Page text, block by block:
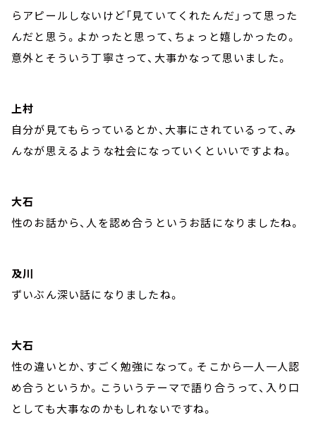
らアピールしないけど「見ていてくれたんだ」って思った
んだと思う。よかったと思って、ちょっと嬉しかったの。
意外とそういう丁寧さって、大事かなって思いました。
上村
自分が見てもらっているとか、大事にされているって、み
んなが思えるような社会になっていくといいですよね。
大石
性のお話から、人を認め合うというお話になりましたね。
及川
ずいぶん深い話になりましたね。
大石
性の違いとか、すごく勉強になって。そこから一人一人認
め合うというか。こういうテーマで語り合うって、入り口
としても大事なのかもしれないですね。